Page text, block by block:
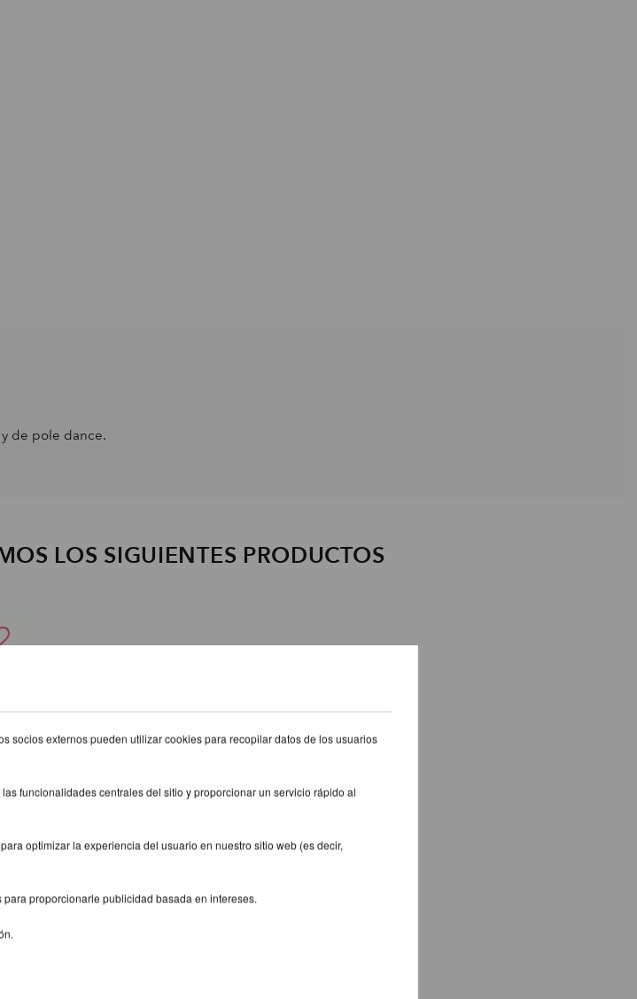
de pole dance.
LOS SIGUIENTES PRODUCTOS
socios externos pueden utilizar cookies para recopilar datos de los usuarios
funcionalidades centrales del sitio y proporcionar un servicio rápido al
optimizar la experiencia del usuario en nuestro sitio web (es decir,
proporcionarle publicidad basada en intereses.